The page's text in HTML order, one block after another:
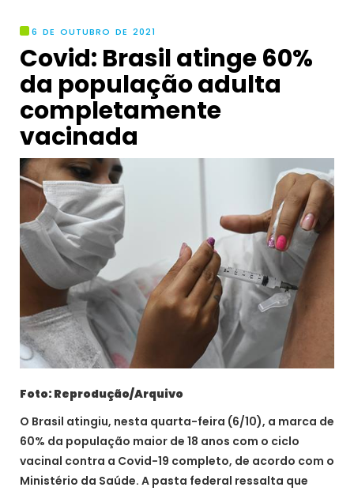
6 DE OUTUBRO DE 2021
Covid: Brasil atinge 60%
da população adulta
completamente
vacinada
Foto: Reprodução/Arquivo
O Brasil atingiu, nesta quarta-feira (6/10), a marca de
60% da população maior de 18 anos com o ciclo
vacinal contra a Covid-19 completo, de acordo com o
Ministério da Saúde. A pasta federal ressalta que